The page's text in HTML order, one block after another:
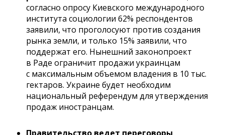
согласно опросу Киевского международного
института социологии 62% респондентов
заявили, что проголосуют против создания
рынка земли, и только 15% заявили, что
поддержат его. Нынешний законопроект
в Раде ограничит продажи украинцам
с максимальным объемом владения в 10 тыс.
гектаров. Украине будет необходим
национальный референдум для утверждения
продаж иностранцам.